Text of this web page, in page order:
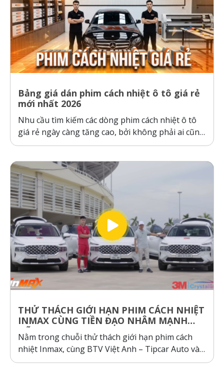
Bảng giá dán phim cách nhiệt ô tô giá rẻ
mới nhất 2026
Nhu cầu tìm kiếm các dòng phim cách nhiệt ô tô
giá rẻ ngày càng tăng cao, bởi không phải ai cũng
sẵn sàng bỏ ra hàng chục triệu đồng cho một gói
hãng” và “hàng giả, hàng nhái”...
THỬ THÁCH GIỚI HẠN PHIM CÁCH NHIỆT
INMAX CÙNG TIỀN ĐẠO NHÂM MẠNH
DŨNG
Nằm trong chuỗi thử thách giới hạn phim cách
nhiệt Inmax, cùng BTV Việt Anh – Tipcar Auto và
cầu thủ Nhâm Mạnh Dũng so sánh và kiểm